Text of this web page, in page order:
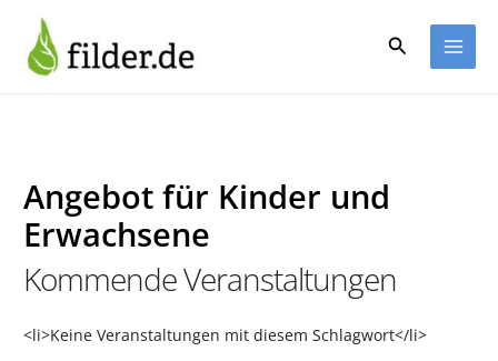
Inhalt
springen
Suchen
Angebot für Kinder und
Erwachsene
Kommende Veranstaltungen
<li>Keine Veranstaltungen mit diesem Schlagwort</li>